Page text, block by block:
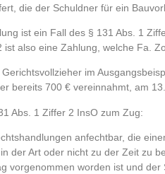
die der Schuldner für ein
ist ein Fall des § 131 Abs. 1
ist also eine Zahlung, welche Fa.
Gerichtsvollzieher im
bereits 700 € vereinnahmt, am
Abs. 1 Ziffer 2 InsO zum Zug:
anfechtbar, die
der Art oder nicht zu der Zeit zu
vorgenommen worden ist und